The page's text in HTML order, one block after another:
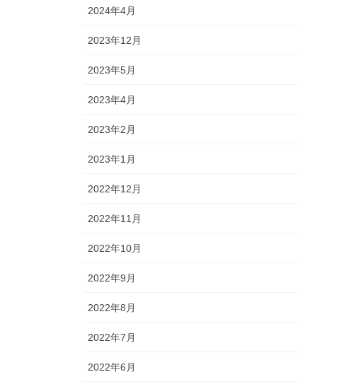
2024年4月
2023年12月
2023年5月
2023年4月
2023年2月
2023年1月
2022年12月
2022年11月
2022年10月
2022年9月
2022年8月
2022年7月
2022年6月